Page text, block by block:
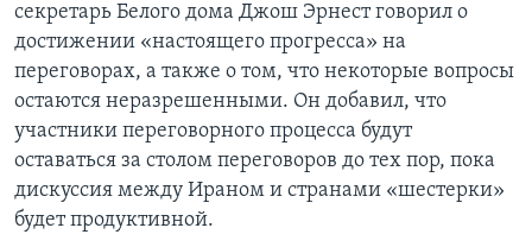
секретарь Белого дома Джош Эрнест говорил о
достижении «настоящего прогресса» на
переговорах, а также о том, что некоторые вопросы
остаются неразрешенными. Он добавил, что
участники переговорного процесса будут
оставаться за столом переговоров до тех пор, пока
дискуссия между Ираном и странами «шестерки»
будет продуктивной.